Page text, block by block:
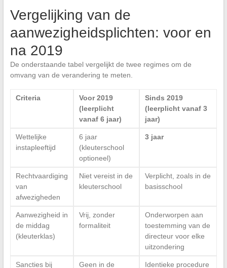
Vergelijking van de
aanwezigheidsplichten: voor en
na 2019
De onderstaande tabel vergelijkt de twee regimes om de
omvang van de verandering te meten.
Criteria
Voor 2019
(leerplicht
vanaf 6 jaar)
Sinds 2019
(leerplicht vanaf 3
jaar)
Wettelijke
instapleeftijd
6 jaar
(kleuterschool
optioneel)
3 jaar
Rechtvaardiging
van
afwezigheden
Niet vereist in de
kleuterschool
Verplicht, zoals in de
basisschool
Aanwezigheid in
de middag
(kleuterklas)
Vrij, zonder
formaliteit
Onderworpen aan
toestemming van de
directeur voor elke
uitzondering
Sancties bij Geen in de Identieke procedure